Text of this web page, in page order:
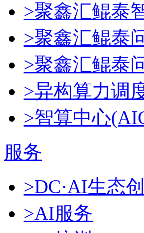
>聚鑫汇鲲泰
>聚鑫汇鲲泰
>聚鑫汇鲲泰
>异构算力调
>智算中心
服务
>DC·AI生态
>AI服务